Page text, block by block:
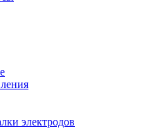
электродов